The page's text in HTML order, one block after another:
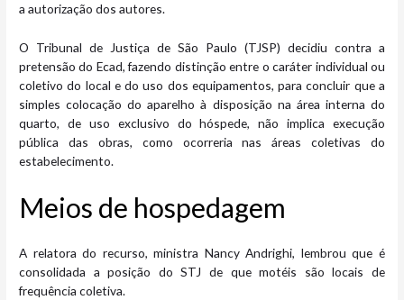
a autorização dos autores.
O Tribunal de Justiça de São Paulo (TJSP) decidiu contra a
pretensão do Ecad, fazendo distinção entre o caráter individual ou
coletivo do local e do uso dos equipamentos, para concluir que a
simples colocação do aparelho à disposição na área interna do
quarto, de uso exclusivo do hóspede, não implica execução
pública das obras, como ocorreria nas áreas coletivas do
estabelecimento.
Meios de hospe​dagem
A relatora do recurso, ministra Nancy Andrighi, lembrou que é
consolidada a posição do STJ de que motéis são locais de
frequência coletiva.